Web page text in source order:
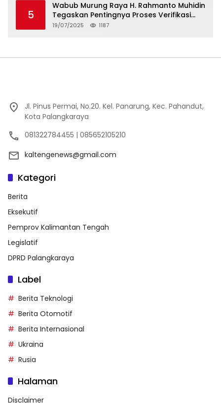
5
Wabub Murung Raya H. Rahmanto Muhidin
Tegaskan Pentingnya Proses Verifikasi
Penerima Manfaat Program Kartu Hebat
19/07/2025 1187
Jl. Pinus Permai, No.20. Kel. Panarung, Kec. Pahandut,
Kota Palangkaraya
081322784455 | 085652105210
kaltengenews@gmail.com
Kategori
Berita
Eksekutif
Pemprov Kalimantan Tengah
Legislatif
DPRD Palangkaraya
Label
Berita Teknologi
Berita Otomotif
Berita Internasional
Ukraina
Rusia
Halaman
Disclaimer